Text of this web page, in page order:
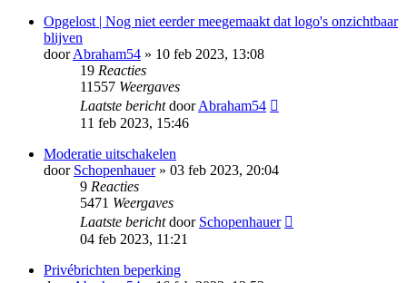
Opgelost | Nog niet eerder meegemaakt dat logo's onzichtbaar
blijven
doorAbraham54 » 10 feb 2023, 13:08
19 Reacties
11557 Weergaves
Laatste berichtdoorAbraham54
11 feb 2023, 15:46
Moderatie uitschakelen
door Schopenhauer» 03 feb 2023, 20:04
9 Reacties
5471 Weergaves
Laatste berichtdoor Schopenhauer
04 feb 2023, 11:21
Privébrichten beperking